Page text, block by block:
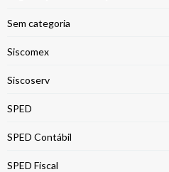
Sem categoria
Siscomex
Siscoserv
SPED
SPED Contábil
SPED Fiscal